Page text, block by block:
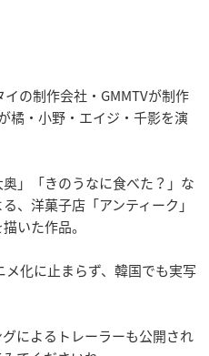
の制作会社・GMMTVが制作
橘・小野・エイジ・千影を演
」「きのうなに食べた？」な
、洋菓子店「アンティーク」
いた作品。
化に止まらず、韓国でも実写
によるトレーラーも公開され